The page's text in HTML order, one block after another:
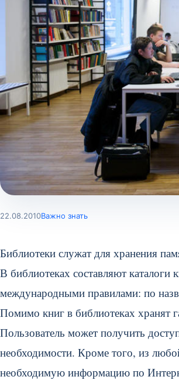
22.08.2010Важно знать
Библиотеки служат для хранения
В библиотеках составляют
международными правилами: по
Помимо книг в библиотеках хранят
Пользователь может получить
необходимости. Кроме того, из
необходимую информацию по